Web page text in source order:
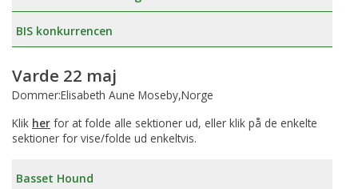
BIS konkurrencen
Varde 22 maj
Dommer:Elisabeth Aune Moseby,Norge
Klik her for at folde alle sektioner ud, eller klik på de enkelte
sektioner for vise/folde ud enkeltvis.
Basset Hound